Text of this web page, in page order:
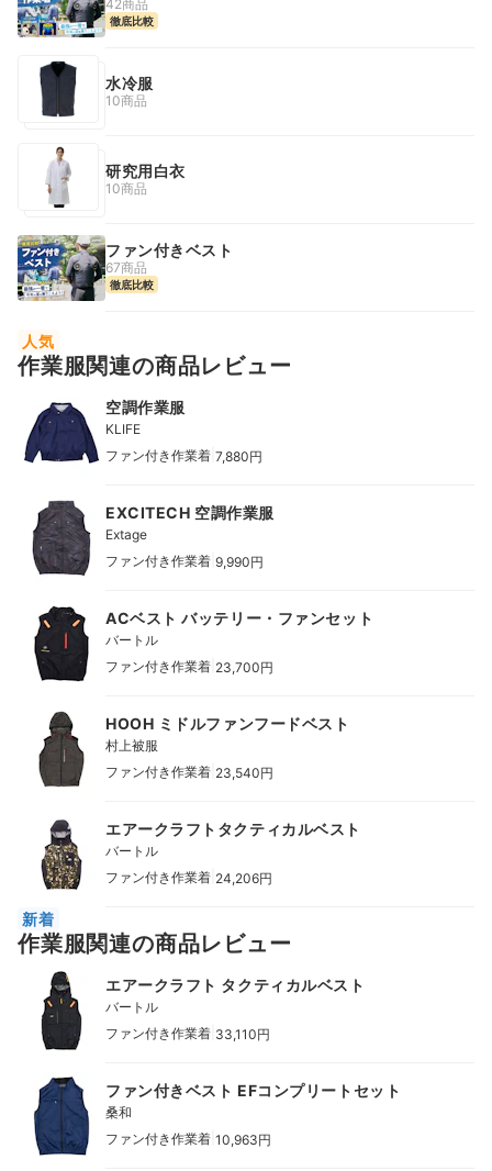
42商品
徹底比較
水冷服
10商品
研究用白衣
10商品
ファン付きベスト
67商品
徹底比較
人気
作業服関連の商品レビュー
空調作業服
KLIFE
ファン付き作業着 7,880円
EXCITECH 空調作業服
Extage
ファン付き作業着 9,990円
ACベスト バッテリー・ファンセット
バートル
ファン付き作業着 23,700円
HOOH ミドルファンフードベスト
村上被服
ファン付き作業着 23,540円
エアークラフトタクティカルベスト
バートル
ファン付き作業着 24,206円
新着
作業服関連の商品レビュー
エアークラフト タクティカルベスト
バートル
ファン付き作業着 33,110円
ファン付きベスト EFコンプリートセット
桑和
ファン付き作業着 10,963円